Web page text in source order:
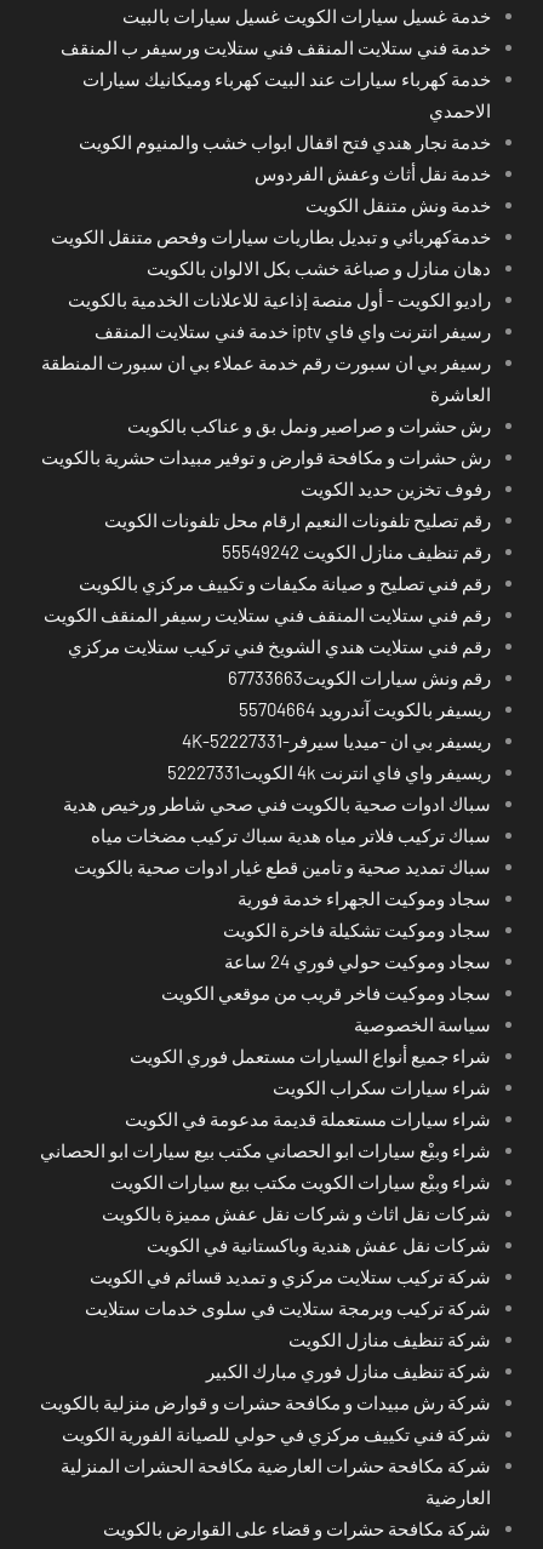
خدمة غسيل سيارات الكويت غسيل سيارات بالبيت
خدمة فني ستلايت المنقف فني ستلايت ورسيفر ب المنقف
خدمة كهرباء سيارات عند البيت كهرباء وميكانيك سيارات
الاحمدي
خدمة نجار هندي فتح اقفال ابواب خشب والمنيوم الكويت
خدمة نقل أثاث وعفش الفردوس
خدمة ونش متنقل الكويت
خدمةكهربائي و تبديل بطاريات سيارات وفحص متنقل الكويت
دهان منازل و صباغة خشب بكل الالوان بالكويت
راديو الكويت - أول منصة إذاعية للاعلانات الخدمية بالكويت
رسيفر انترنت واي فاي iptv خدمة فني ستلايت المنقف
رسيفر بي ان سبورت رقم خدمة عملاء بي ان سبورت المنطقة
العاشرة
رش حشرات و صراصير ونمل بق و عناكب بالكويت
رش حشرات و مكافحة قوارض و توفير مبيدات حشرية بالكويت
رفوف تخزين حديد الكويت
رقم تصليح تلفونات النعيم ارقام محل تلفونات الكويت
رقم تنظيف منازل الكويت 55549242
رقم فني تصليح و صيانة مكيفات و تكييف مركزي بالكويت
رقم فني ستلايت المنقف فني ستلايت رسيفر المنقف الكويت
رقم فني ستلايت هندي الشويخ فني تركيب ستلايت مركزي
رقم ونش سيارات الكويت67733663
ريسيفر بالكويت آندرويد 55704664
ريسيفر بي ان -ميديا سيرفر-4K-52227331
ريسيفر واي فاي انترنت 4k الكويت52227331
سباك ادوات صحية بالكويت فني صحي شاطر ورخيص هدية
سباك تركيب فلاتر مياه هدية سباك تركيب مضخات مياه
سباك تمديد صحية و تامين قطع غيار ادوات صحية بالكويت
سجاد وموكيت الجهراء خدمة فورية
سجاد وموكيت تشكيلة فاخرة الكويت
سجاد وموكيت حولي فوري 24 ساعة
سجاد وموكيت فاخر قريب من موقعي الكويت
سياسة الخصوصية
شراء جميع أنواع السيارات مستعمل فوري الكويت
شراء سيارات سكراب الكويت
شراء سيارات مستعملة قديمة مدعومة في الكويت
شراء وبيْع سيارات ابو الحصاني مكتب بيع سيارات ابو الحصاني
شراء وبيْع سيارات الكويت مكتب بيع سيارات الكويت
شركات نقل اثاث و شركات نقل عفش مميزة بالكويت
شركات نقل عفش هندية وباكستانية في الكويت
شركة تركيب ستلايت مركزي و تمديد قسائم في الكويت
شركة تركيب وبرمجة ستلايت في سلوى خدمات ستلايت
شركة تنظيف منازل الكويت
شركة تنظيف منازل فوري مبارك الكبير
شركة رش مبيدات و مكافحة حشرات و قوارض منزلية بالكويت
شركة فني تكييف مركزي في حولي للصيانة الفورية الكويت
شركة مكافحة حشرات العارضية مكافحة الحشرات المنزلية
العارضية
شركة مكافحة حشرات و قضاء على القوارض بالكويت